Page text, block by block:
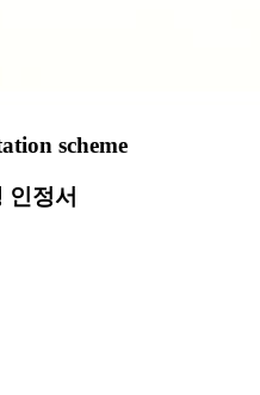
scheme
정서